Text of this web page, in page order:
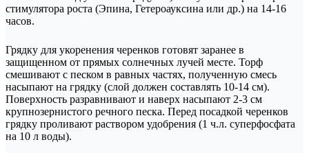
стимулятора роста (Эпина, Гетероауксина или др.) на 14-16
часов.
Грядку для укоренения черенков готовят заранее в
защищенном от прямых солнечных лучей месте. Торф
смешивают с песком в равных частях, полученную смесь
насыпают на грядку (слой должен составлять 10-14 см).
Поверхность разравнивают и наверх насыпают 2-3 см
крупнозернистого речного песка. Перед посадкой черенков
грядку проливают раствором удобрения (1 ч.л. суперфосфата
на 10 л воды).